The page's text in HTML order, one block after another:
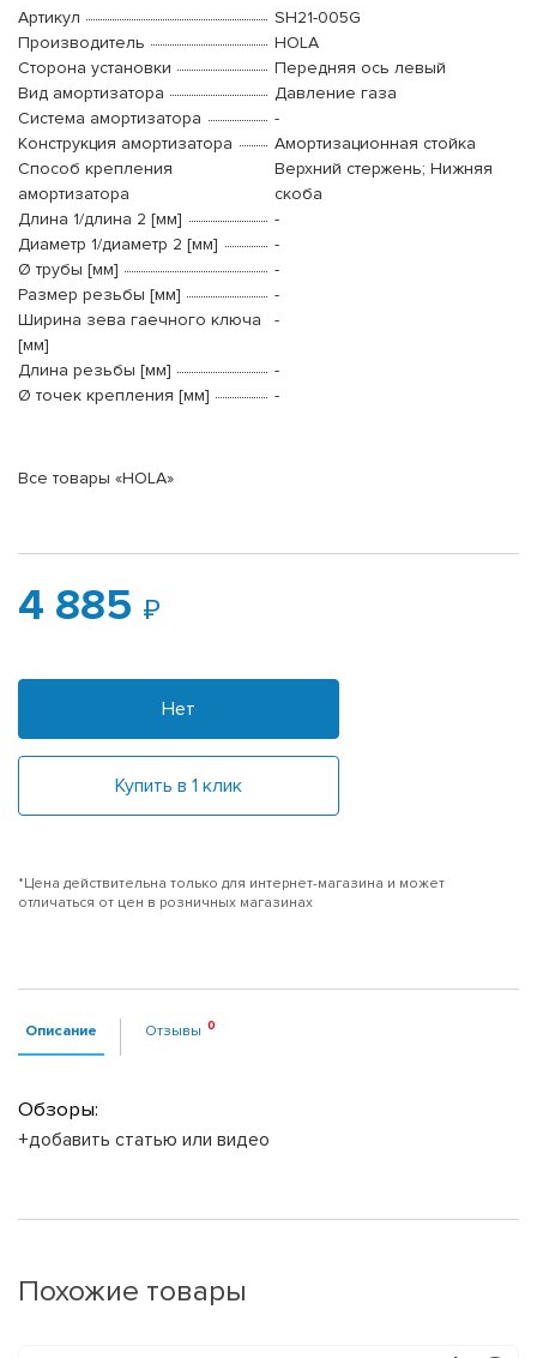
Артикул
SH21-005G
Производитель
HOLA
Сторона установки
Передняя ось левый
Вид амортизатора
Давление газа
Система амортизатора
-
Конструкция амортизатора
Амортизационная стойка
Способ крепления
амортизатора
Верхний стержень; Нижняя
скоба
Длина 1/длина 2 [мм]
-
Диаметр 1/диаметр 2 [мм]
-
Ø трубы [мм]
-
Размер резьбы [мм]
-
Ширина зева гаечного ключа
[мм]
-
Длина резьбы [мм]
-
Ø точек крепления [мм]
-
Все товары «HOLA»
4 885
Нет
Купить в 1 клик
*Цена действительна только для интернет-магазина и может
отличаться от цен в розничных магазинах
Описание Отзывы
Обзоры:
+добавить статью или видео
Похожие товары